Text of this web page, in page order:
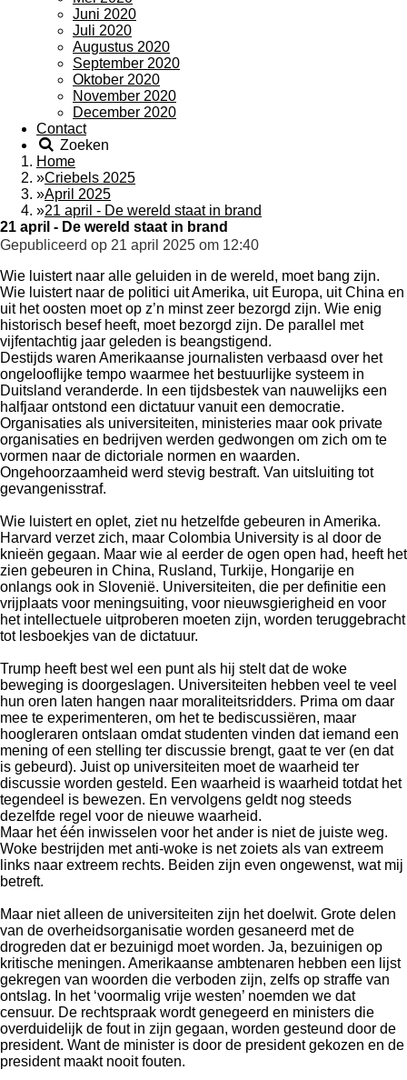
Juni 2020
Juli 2020
Augustus 2020
September 2020
Oktober 2020
November 2020
December 2020
Contact
Zoeken
Home
»Criebels 2025
»April 2025
»21 april - De wereld staat in brand
21 april - De wereld staat in brand
Gepubliceerd op 21 april 2025 om 12:40
Wie luistert naar alle geluiden in de wereld, moet bang zijn.
Wie luistert naar de politici uit Amerika, uit Europa, uit China en
uit het oosten moet op z’n minst zeer bezorgd zijn. Wie enig
historisch besef heeft, moet bezorgd zijn. De parallel met
vijfentachtig jaar geleden is beangstigend.
Destijds waren Amerikaanse journalisten verbaasd over het
ongelooflijke tempo waarmee het bestuurlijke systeem in
Duitsland veranderde. In een tijdsbestek van nauwelijks een
halfjaar ontstond een dictatuur vanuit een democratie.
Organisaties als universiteiten, ministeries maar ook private
organisaties en bedrijven werden gedwongen om zich om te
vormen naar de dictoriale normen en waarden.
Ongehoorzaamheid werd stevig bestraft. Van uitsluiting tot
gevangenisstraf.
Wie luistert en oplet, ziet nu hetzelfde gebeuren in Amerika.
Harvard verzet zich, maar Colombia University is al door de
knieën gegaan. Maar wie al eerder de ogen open had, heeft het
zien gebeuren in China, Rusland, Turkije, Hongarije en
onlangs ook in Slovenië. Universiteiten, die per definitie een
vrijplaats voor meningsuiting, voor nieuwsgierigheid en voor
het intellectuele uitproberen moeten zijn, worden teruggebracht
tot lesboekjes van de dictatuur.
Trump heeft best wel een punt als hij stelt dat de woke
beweging is doorgeslagen. Universiteiten hebben veel te veel
hun oren laten hangen naar moraliteitsridders. Prima om daar
mee te experimenteren, om het te bediscussiëren, maar
hoogleraren ontslaan omdat studenten vinden dat iemand een
mening of een stelling ter discussie brengt, gaat te ver (en dat
is gebeurd). Juist op universiteiten moet de waarheid ter
discussie worden gesteld. Een waarheid is waarheid totdat het
tegendeel is bewezen. En vervolgens geldt nog steeds
dezelfde regel voor de nieuwe waarheid.
Maar het één inwisselen voor het ander is niet de juiste weg.
Woke bestrijden met anti-woke is net zoiets als van extreem
links naar extreem rechts. Beiden zijn even ongewenst, wat mij
betreft.
Maar niet alleen de universiteiten zijn het doelwit. Grote delen
van de overheidsorganisatie worden gesaneerd met de
drogreden dat er bezuinigd moet worden. Ja, bezuinigen op
kritische meningen. Amerikaanse ambtenaren hebben een lijst
gekregen van woorden die verboden zijn, zelfs op straffe van
ontslag. In het ‘voormalig vrije westen’ noemden we dat
censuur. De rechtspraak wordt genegeerd en ministers die
overduidelijk de fout in zijn gegaan, worden gesteund door de
president. Want de minister is door de president gekozen en de
president maakt nooit fouten.